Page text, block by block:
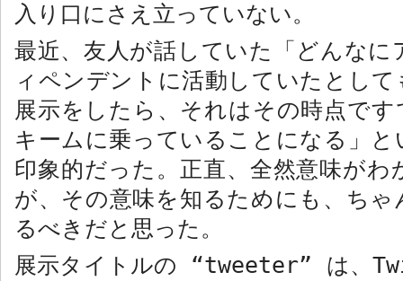
入り口にさえ立っていない。
最近、友人が話していた「どんな
ィペンデントに活動していたとし
展示をしたら、それはその時点で
キームに乗っていることになる」
印象的だった。正直、全然意味が
が、その意味を知るためにも、ち
るべきだと思った。
展示タイトルの “tweeter” は、